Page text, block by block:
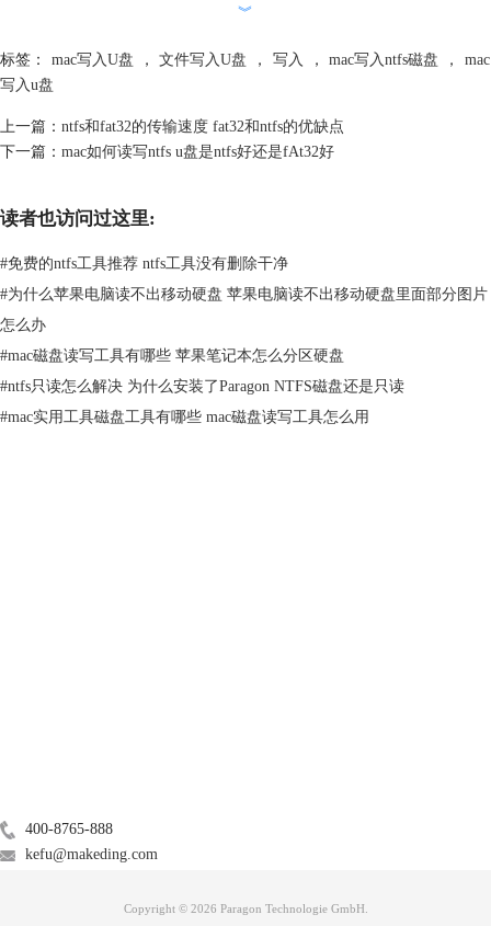
图2:文件格式
作，即可在Mac上读写该硬盘上的文件。
除了使用“磁盘工具”格式化硬盘的操作，我们也可以使用程序代码手动打
开MacOS原生系统中的NTFS读写功能，来实现NTFS格式硬盘的读写操
1）“Command+空格键”调出搜索框，输入“终端”回车键打开终端应用
App；
2）输入“diskutil list”程序指令，查看磁盘的分卷名称（IDENTIFIER），
小编的磁盘名称是“disk2s1”（下述操作中需要标识磁盘名称的应替换为用
不显示直接输入即可）；
︾
标签： mac写入U盘 ， 文件写入U盘 ， 写入 ， mac写入ntfs磁盘 ，
mac
写入u盘
上一篇： ntfs和fat32的传输速度 fat32和ntfs的优缺点
下一篇： mac如何读写ntfs u盘是ntfs好还是fAt32好
读者也访问过这里:
#免费的ntfs工具推荐 ntfs工具没有删除干净
#为什么苹果电脑读不出移动硬盘 苹果电脑读不出移动硬盘里面部分图片
怎么办
#mac磁盘读写工具有哪些 苹果笔记本怎么分区硬盘
#ntfs只读怎么解决 为什么安装了Paragon NTFS磁盘还是只读
#mac实用工具磁盘工具有哪些 mac磁盘读写工具怎么用
400-8765-888
kefu@makeding.com
Copyright © 2026 Paragon Technologie GmbH.